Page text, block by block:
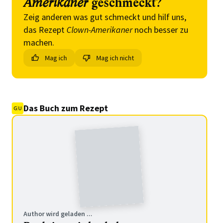
Zeig anderen was gut schmeckt und hilf uns,
das Rezept Clown-Amerikanernoch besser zu
machen.
Mag ich Mag ich nicht
Das Buch zum Rezept
Author wird geladen ...